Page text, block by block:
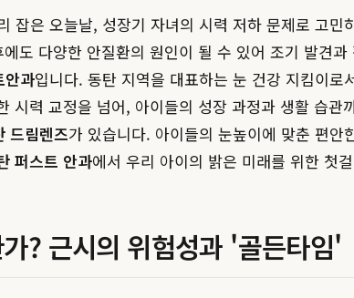
잡은 오늘날, 성장기 자녀의 시력 저하 문제로 고
도 다양한 안질환의 원인이 될 수 있어 조기 발견
안과입니다. 동탄 지역을 대표하는 눈 건강 지킴이로
시력 교정을 넘어, 아이들의 성장 과정과 생활 습
드림렌즈가 있습니다. 아이들의 눈높이에 맞춘 편
퍼스트 안과에서 우리 아이의 밝은 미래를 위한 첫
? 근시의 위험성과 '골든타임'